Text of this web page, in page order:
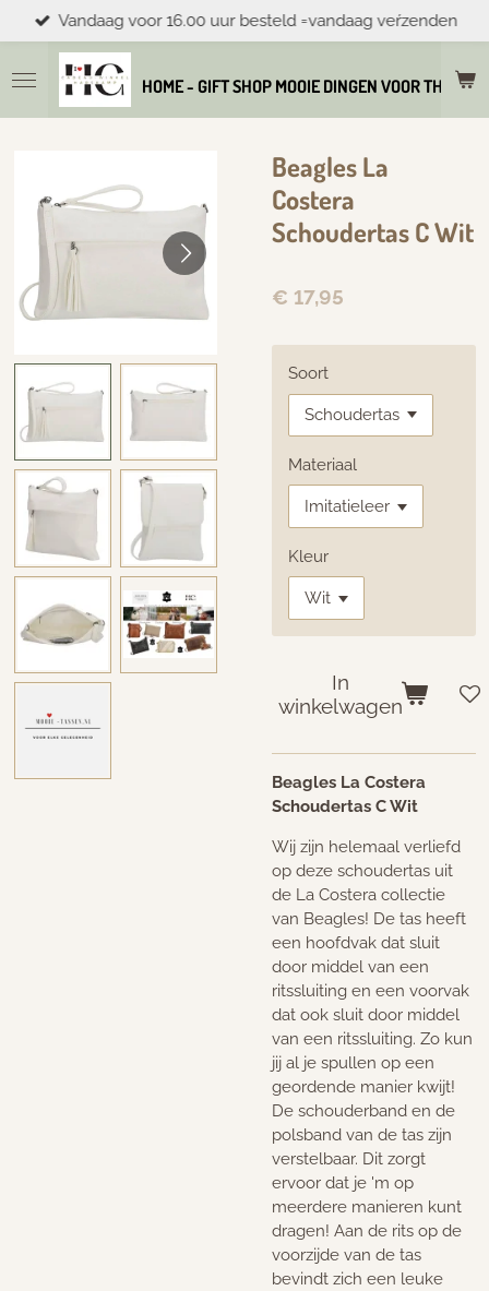
direct
naar
de
hoofdinhoud
HOME - GIFT SHOP MOOIE DINGEN VOOR THUIS
Vandaag voor 16.00 uur besteld =vandaag veŕzenden
Beagles La
Costera
Schoudertas C Wit
€ 17,95
Soort
Materiaal
Kleur
In
winkelwagen
Beagles La Costera
Schoudertas C Wit
Wij zijn helemaal verliefd
op deze schoudertas uit
de La Costera collectie
van Beagles! De tas heeft
een hoofdvak dat sluit
door middel van een
ritssluiting en een voorvak
dat ook sluit door middel
van een ritssluiting. Zo kun
jij al je spullen op een
geordende manier kwijt!
De schouderband en de
polsband van de tas zijn
verstelbaar. Dit zorgt
ervoor dat je 'm op
meerdere manieren kunt
dragen! Aan de rits op de
voorzijde van de tas
bevindt zich een leuke